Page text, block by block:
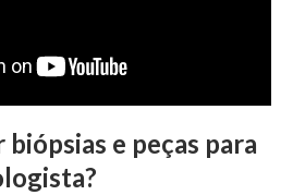
e peças para